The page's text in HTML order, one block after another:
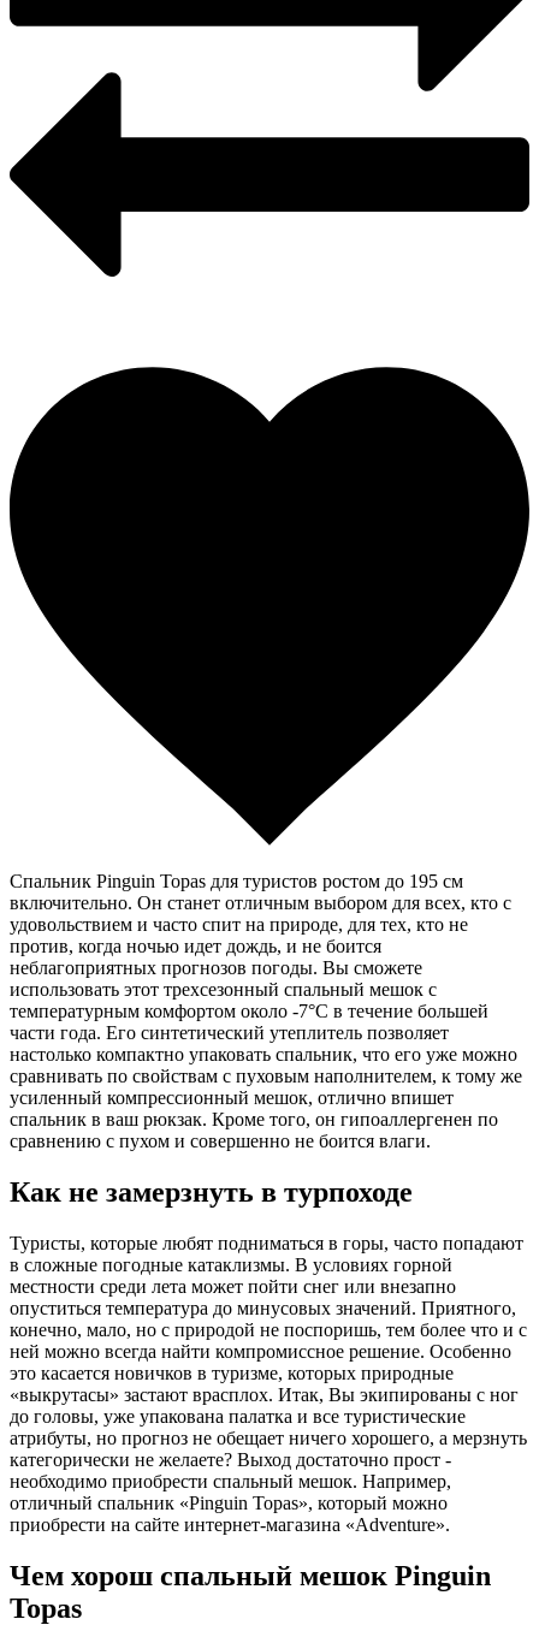
Спальник Pinguin Topas для туристов ростом до 195 см
включительно. Он станет отличным выбором для всех, кто с
удовольствием и часто спит на природе, для тех, кто не
против, когда ночью идет дождь, и не боится
неблагоприятных прогнозов погоды. Вы сможете
использовать этот трехсезонный спальный мешок с
температурным комфортом около -7°C в течение большей
части года. Его синтетический утеплитель позволяет
настолько компактно упаковать спальник, что его уже можно
сравнивать по свойствам с пуховым наполнителем, к тому же
усиленный компрессионный мешок, отлично впишет
спальник в ваш рюкзак. Кроме того, он гипоаллергенен по
сравнению с пухом и совершенно не боится влаги.
Как не замерзнуть в турпоходе
Туристы, которые любят подниматься в горы, часто попадают
в сложные погодные катаклизмы. В условиях горной
местности среди лета может пойти снег или внезапно
опуститься температура до минусовых значений. Приятного,
конечно, мало, но с природой не поспоришь, тем более что и с
ней можно всегда найти компромиссное решение. Особенно
это касается новичков в туризме, которых природные
«выкрутасы» застают врасплох. Итак, Вы экипированы с ног
до головы, уже упакована палатка и все туристические
атрибуты, но прогноз не обещает ничего хорошего, а мерзнуть
категорически не желаете? Выход достаточно прост -
необходимо приобрести спальный мешок. Например,
отличный спальник «Pinguin Topas», который можно
приобрести на сайте интернет-магазина «Adventure».
Чем хорош спальный мешок Pinguin
Topas